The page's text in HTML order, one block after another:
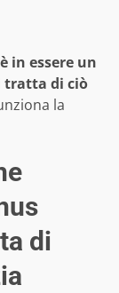
in essere un
tratta di ciò
la
di